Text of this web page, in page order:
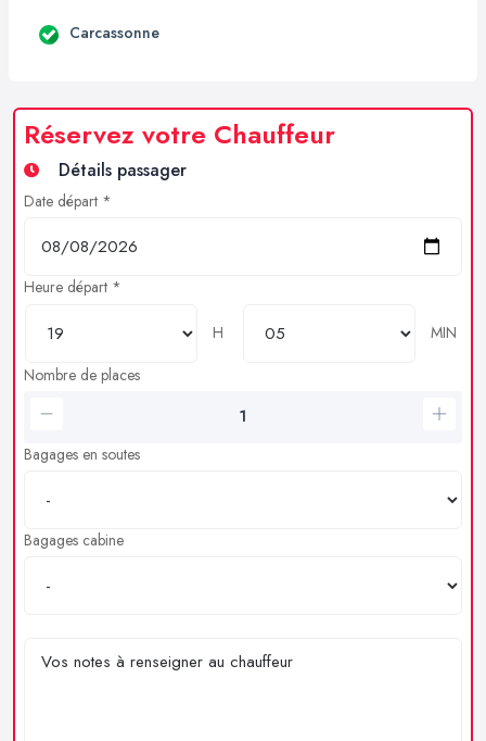
Carcassonne
Réservez votre Chauffeur
Détails passager
Date départ *
Heure départ *
H
MIN
Nombre de places
Bagages en soutes
Bagages cabine